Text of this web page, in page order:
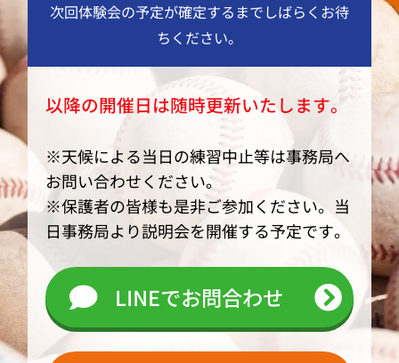
次回体験会の予定が確定するまでしばらくお待
ちください。
以降の開催日は随時更新いたします。
※天候による当日の練習中止等は事務局へ
お問い合わせください。
※保護者の皆様も是非ご参加ください。当
日事務局より説明会を開催する予定です。
LINEでお問合わせ